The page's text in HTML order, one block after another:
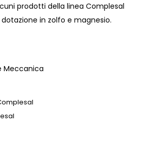
prodotti della linea Complesal
in zolfo e magnesio.
Meccanica